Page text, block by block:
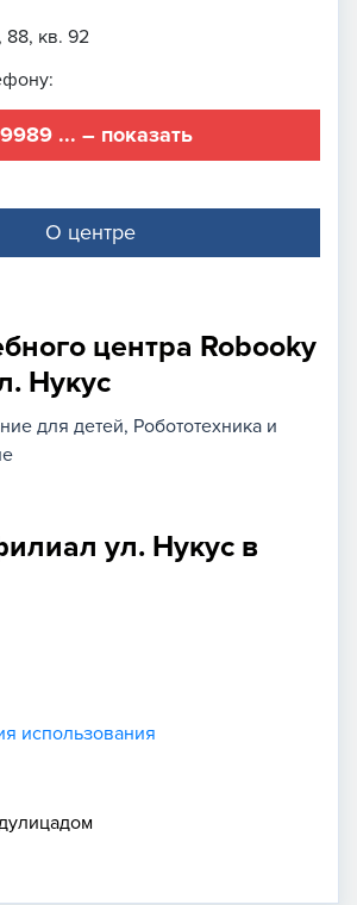
88, кв. 92
... – показать
О центре
центра Robooky
Нукус
для детей Робототехника и
ул. Нукус в
использования
улицадом